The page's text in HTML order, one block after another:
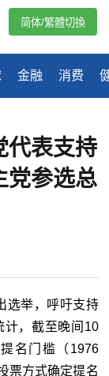
金融 消费
简体/繁體切換
代表支持
党参选总
选举，呼吁支持
计，截至晚间 10
名门槛（ 1976
票方式确定提名